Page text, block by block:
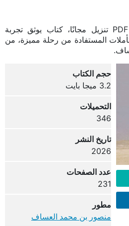
تحميل كتاب الرحلة 163 PDF تنزيل مجانًا، كتاب يوثق تجربة
المستفادة من رحلة مميزة، من
حجم الكتاب
3.2 ميجا بايت
التحميلات
346
تاريخ النشر
2026
عدد الصفحات
231
مطور
منصور بن محمد العساف